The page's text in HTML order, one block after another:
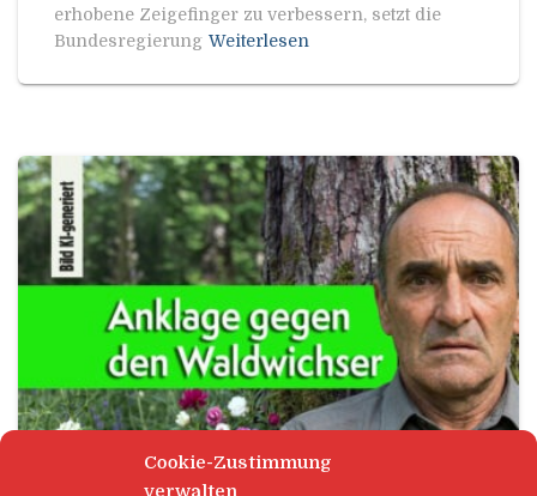
Cookie-Zustimmung
verwalten
erhobene Zeigefinger zu verbessern, setzt die
Bundesregierung Weiterlesen